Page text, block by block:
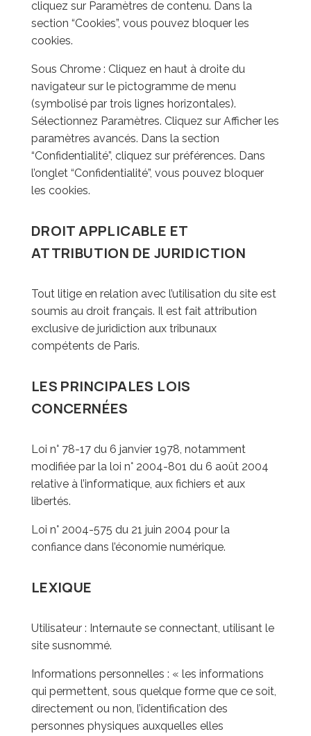
cliquez sur Paramètres de contenu. Dans la
section “Cookies”, vous pouvez bloquer les
cookies.
Sous Chrome : Cliquez en haut à droite du
navigateur sur le pictogramme de menu
(symbolisé par trois lignes horizontales).
Sélectionnez Paramètres. Cliquez sur Afficher les
paramètres avancés. Dans la section
“Confidentialité”, cliquez sur préférences. Dans
l’onglet “Confidentialité”, vous pouvez bloquer
les cookies.
DROIT APPLICABLE ET
ATTRIBUTION DE JURIDICTION
Tout litige en relation avec l’utilisation du site est
soumis au droit français. Il est fait attribution
exclusive de juridiction aux tribunaux
compétents de Paris.
LES PRINCIPALES LOIS
CONCERNÉES
Loi n° 78-17 du 6 janvier 1978, notamment
modifiée par la loi n° 2004-801 du 6 août 2004
relative à l’informatique, aux fichiers et aux
libertés.
Loi n° 2004-575 du 21 juin 2004 pour la
confiance dans l’économie numérique.
LEXIQUE
Utilisateur : Internaute se connectant, utilisant le
site susnommé.
Informations personnelles : « les informations
qui permettent, sous quelque forme que ce soit,
directement ou non, l’identification des
personnes physiques auxquelles elles